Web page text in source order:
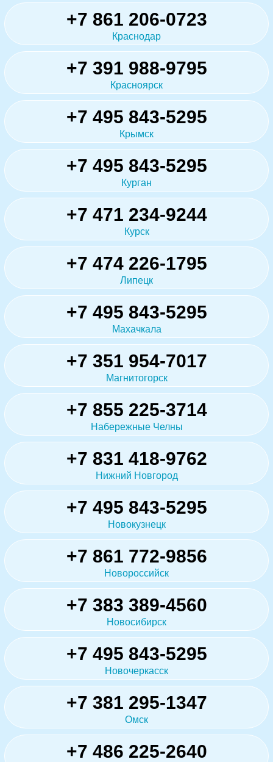
+7 861 206-0723
Краснодар
+7 391 988-9795
Красноярск
+7 495 843-5295
Крымск
+7 495 843-5295
Курган
+7 471 234-9244
Курск
+7 474 226-1795
Липецк
+7 495 843-5295
Махачкала
+7 351 954-7017
Магнитогорск
+7 855 225-3714
Набережные Челны
+7 831 418-9762
Нижний Новгород
+7 495 843-5295
Новокузнецк
+7 861 772-9856
Новороссийск
+7 383 389-4560
Новосибирск
+7 495 843-5295
Новочеркасск
+7 381 295-1347
Омск
+7 486 225-2640